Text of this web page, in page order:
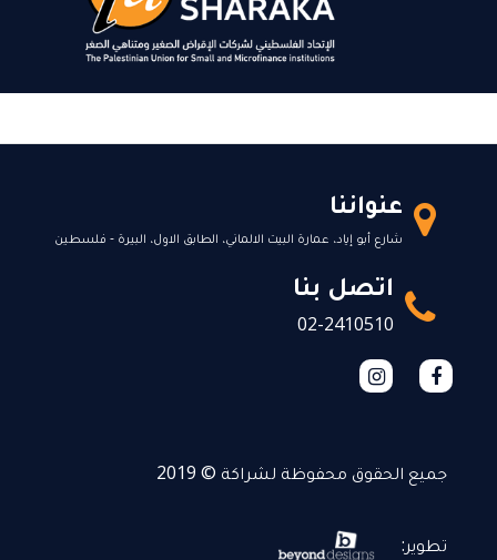
عنواننا
شارع أبو إياد، عمارة البيت الالماني، الطابق الاول، البيرة - فلسطين
اتصل بنا
02-2410510
جميع الحقوق محفوظة لشراكة © 2019
تطوير: